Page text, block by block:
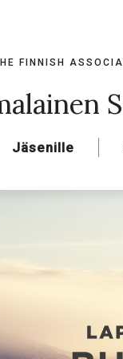
FINNISH
Jäsenille